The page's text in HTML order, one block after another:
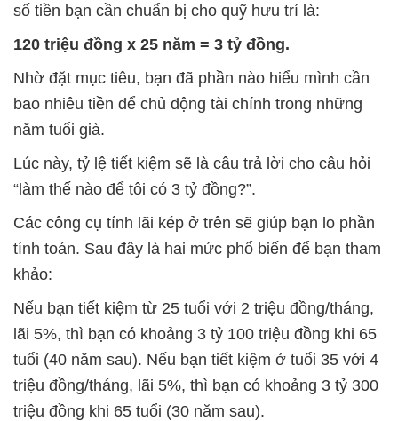
số tiền bạn cần chuẩn bị cho quỹ hưu trí là:
120 triệu đồng x 25 năm = 3 tỷ đồng.
Nhờ đặt mục tiêu, bạn đã phần nào hiểu mình cần
bao nhiêu tiền để chủ động tài chính trong những
năm tuổi già.
Lúc này, tỷ lệ tiết kiệm sẽ là câu trả lời cho câu hỏi
“làm thế nào để tôi có 3 tỷ đồng?”.
Các công cụ tính lãi kép ở trên sẽ giúp bạn lo phần
tính toán. Sau đây là hai mức phổ biến để bạn tham
khảo:
Nếu bạn tiết kiệm từ 25 tuổi với 2 triệu đồng/tháng,
lãi 5%, thì bạn có khoảng 3 tỷ 100 triệu đồng khi 65
tuổi (40 năm sau). Nếu bạn tiết kiệm ở tuổi 35 với 4
triệu đồng/tháng, lãi 5%, thì bạn có khoảng 3 tỷ 300
triệu đồng khi 65 tuổi (30 năm sau).